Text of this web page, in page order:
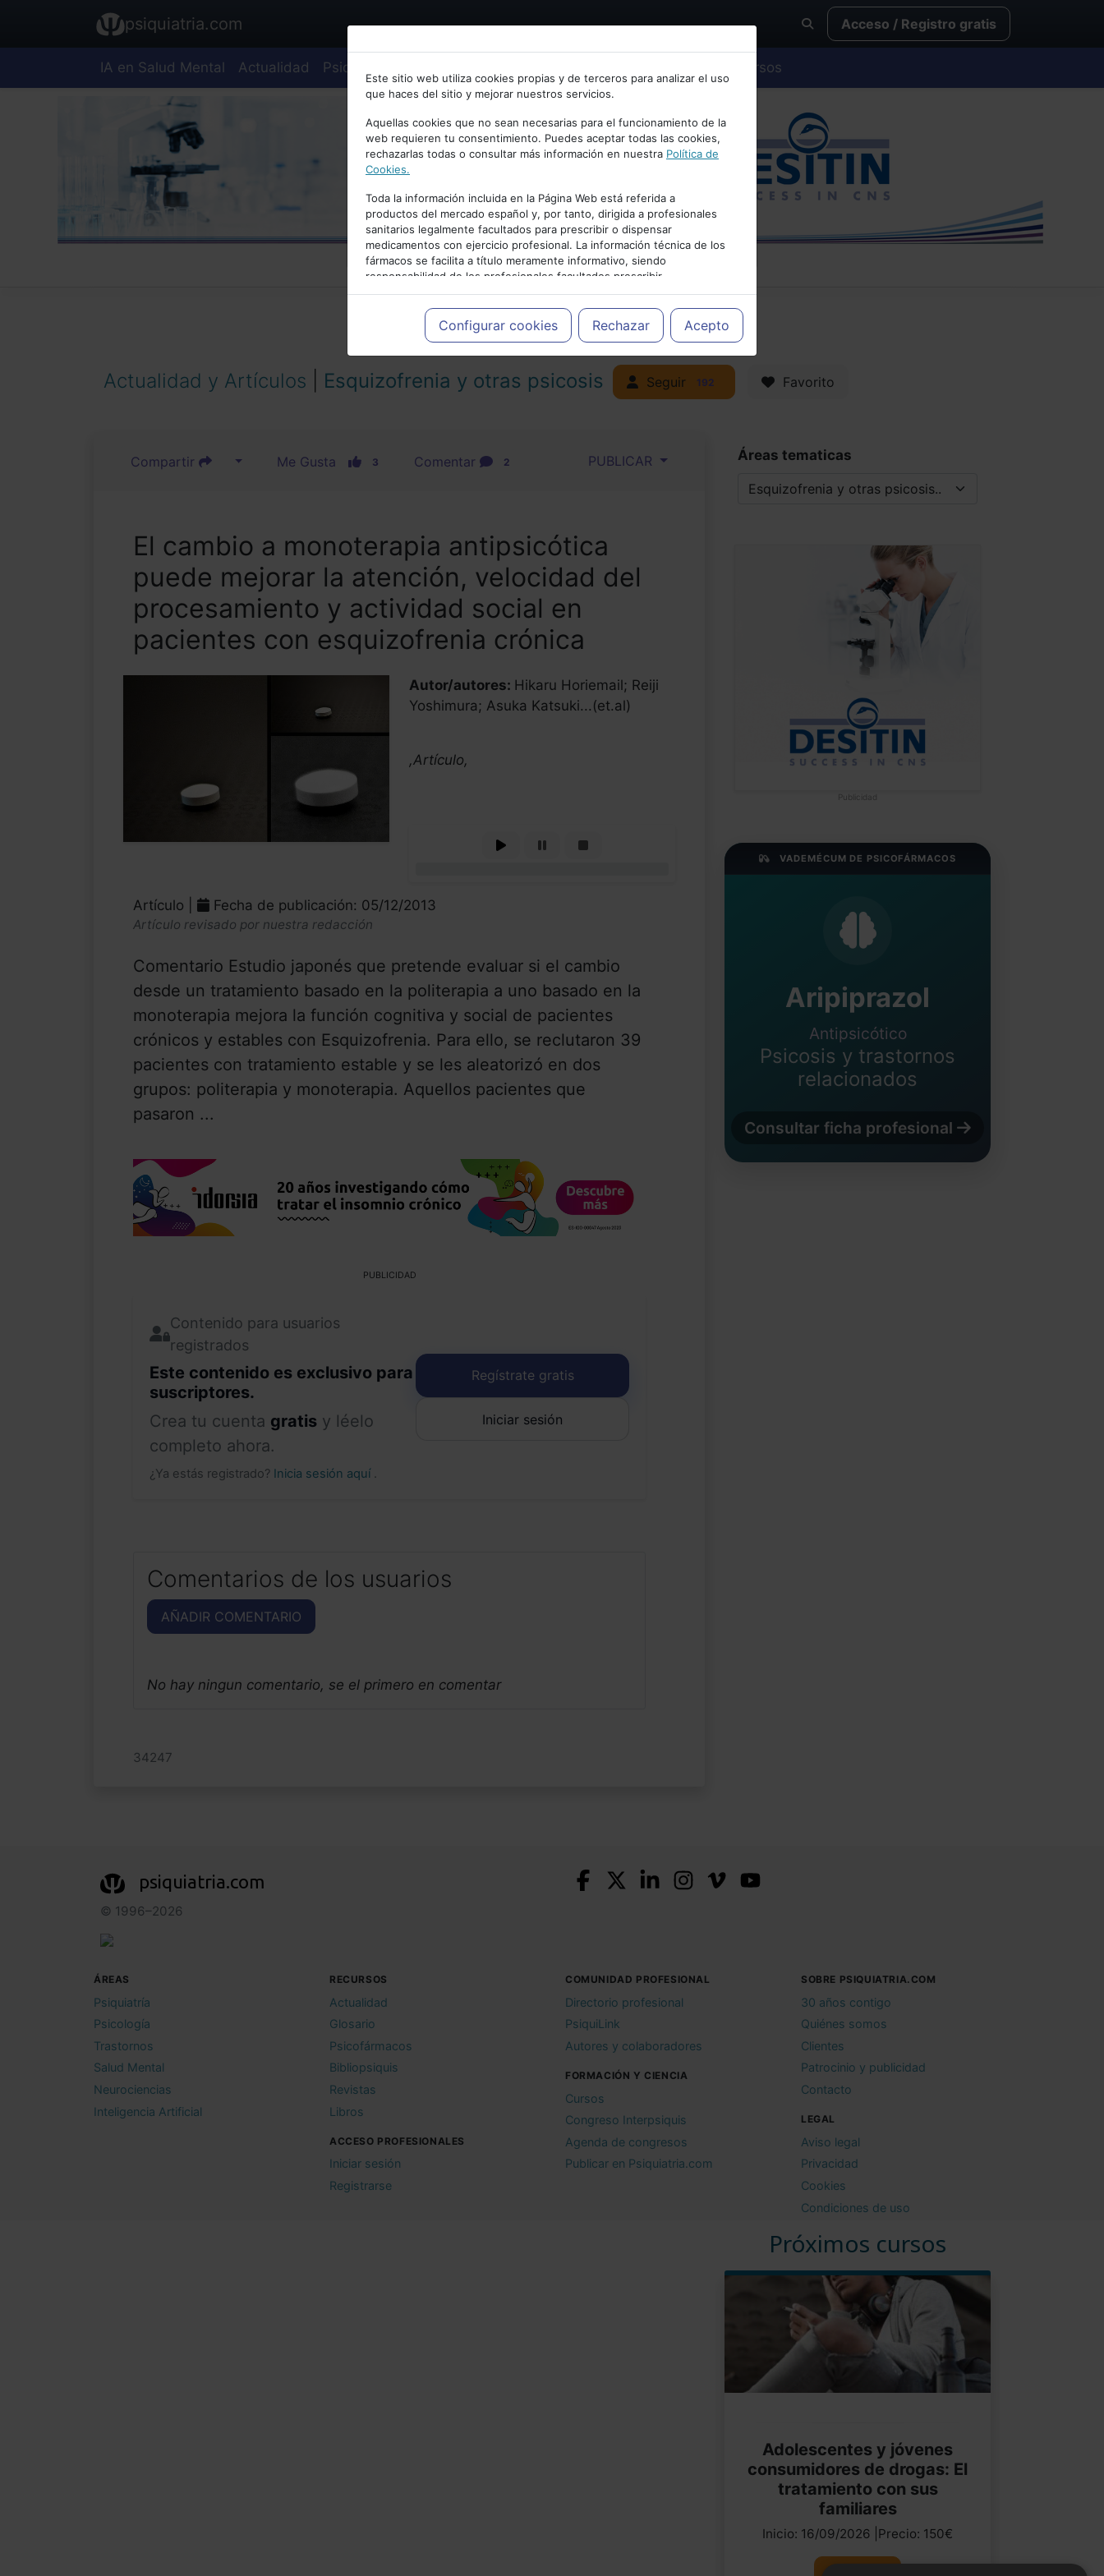
Bienvenid@ a psiquiatria.com
Escribe tu Email
Accede o regístrate con tu email.
Cancelar
psiquiatria.com Acceso / Registro gratis
IA en Salud Mental Actualidad Psiquiatría Cursos
Este sitio web utiliza cookies propias y de terceros para analizar el uso
que haces del sitio y mejorar nuestros servicios.
Aquellas cookies que no sean necesarias para el funcionamiento de la
web requieren tu consentimiento. Puedes aceptar todas las cookies,
rechazarlas todas o consultar más información en nuestra Política de
Cookies.
Toda la información incluida en la Página Web está referida a
productos del mercado español y, por tanto, dirigida a profesionales
sanitarios legalmente facultados para prescribir o dispensar
medicamentos con ejercicio profesional. La información técnica de los
fármacos se facilita a título meramente informativo, siendo
responsabilidad de los profesionales facultados prescribir
medicamentos y decidir, en cada caso concreto, el tratamiento más
adecuado a las necesidades del paciente.
Configurar cookies Rechazar Acepto
PUBLICIDAD
Actualidad y Artículos Esquizofrenia y otras psicosis Seguir 192 Favorito
Compartir Me Gusta 3 Comentar 2 PUBLICAR
El cambio a monoterapia antipsicótica
puede mejorar la atención, velocidad del
procesamiento y actividad social en
pacientes con esquizofrenia crónica
Autor/autores: Hikaru Horiemail; Reiji
Yoshimura; Asuka Katsuki...(et.al)
,Artículo,
Artículo | Fecha de publicación: 05/12/2013
Artículo revisado por nuestra redacción
Comentario Estudio japonés que pretende evaluar si el cambio
desde un tratamiento basado en la politerapia a uno basado en la
monoterapia mejora la función cognitiva y social de pacientes
crónicos y estables con Esquizofrenia. Para ello, se reclutaron 39
pacientes con tratamiento estable y se les aleatorizó en dos
grupos: politerapia y monoterapia. Aquellos pacientes que
pasaron ...
PUBLICIDAD
Contenido para usuarios
registrados
Este contenido es exclusivo para
suscriptores.
Crea tu cuenta gratis y léelo
completo ahora.
¿Ya estás registrado? Inicia sesión aquí .
Regístrate gratis
Iniciar sesión
Comentarios de los usuarios
AÑADIR COMENTARIO
No hay ningun comentario, se el primero en comentar
34247
Áreas tematicas
Publicidad
VADEMÉCUM DE PSICOFÁRMACOS
Aripiprazol
Antipsicótico
Psicosis y trastornos
relacionados
Consultar ficha profesional
Próximos cursos
Adolescentes y jóvenes
consumidores de drogas: El
tratamiento con sus
familiares
Inicio: 16/09/2026 |Precio: 150€
psiquiatria.com
© 1996–2026
ÁREAS
Psiquiatría
Psicología
Trastornos
Salud Mental
Neurociencias
Inteligencia Artificial
RECURSOS
Actualidad
Glosario
Psicofármacos
Bibliopsiquis
Revistas
Libros
ACCESO PROFESIONALES
Iniciar sesión
Registrarse
COMUNIDAD PROFESIONAL
Directorio profesional
PsiquiLink
Autores y colaboradores
FORMACIÓN Y CIENCIA
Cursos
Congreso Interpsiquis
Agenda de congresos
Publicar en Psiquiatria.com
SOBRE PSIQUIATRIA.COM
30 años contigo
Quiénes somos
Clientes
Patrocinio y publicidad
Contacto
LEGAL
Aviso legal
Privacidad
Cookies
Condiciones de uso